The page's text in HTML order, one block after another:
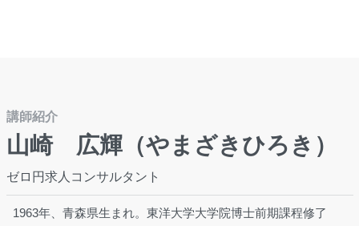
講師紹介
山崎 広輝（やまざきひろき）
ゼロ円求人コンサルタント
1963年、青森県生まれ。東洋大学大学院博士前期課程修了